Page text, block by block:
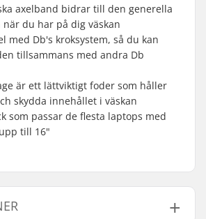
axelband bidrar till den generella
när du har på dig väskan
med Db's kroksystem, så du kan
tillsammans med andra Db
är ett lättviktigt foder som håller
skydda innehållet i väskan
som passar de flesta laptops med
till 16"